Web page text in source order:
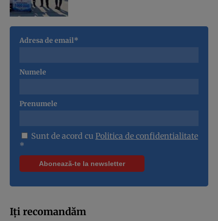
Adresa de email*
Numele
Prenumele
Sunt de acord cu Politica de confidentialitate
*
Iți recomandăm